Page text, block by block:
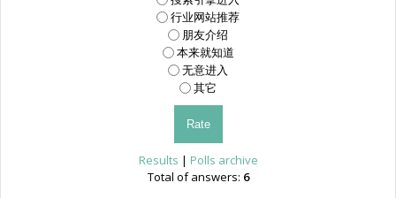
行业网站推荐
朋友介绍
本来就知道
无意进入
其它
Results | Polls archive
Total of answers: 6